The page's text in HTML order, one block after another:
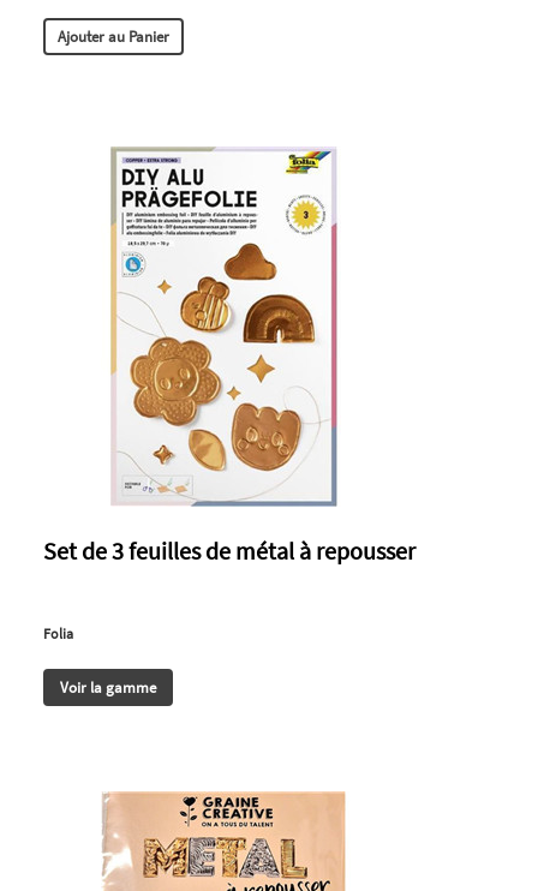
Ajouter au Panier
Set de 3 feuilles de métal à repousser
Folia
Voir la gamme